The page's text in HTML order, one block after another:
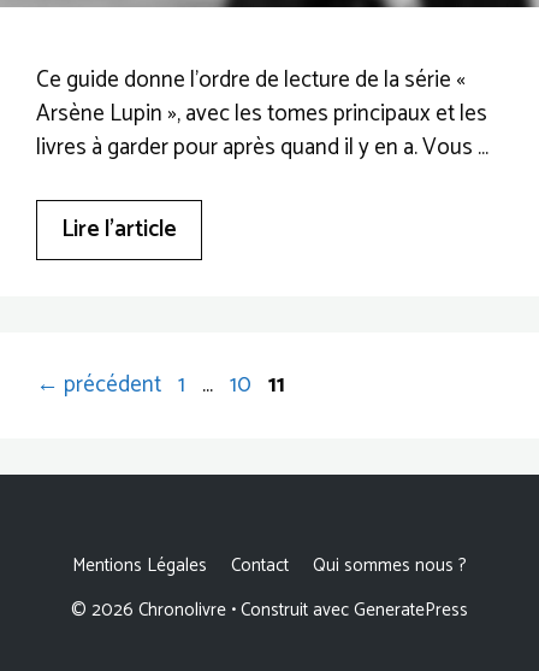
Ce guide donne l’ordre de lecture de la série «
Arsène Lupin », avec les tomes principaux et les
livres à garder pour après quand il y en a. Vous …
Lire l’article
← précédent Page
1 … Page
10 Page
11
Mentions Légales Contact
Qui sommes nous ?
© 2026 Chronolivre • Construit avecGeneratePress